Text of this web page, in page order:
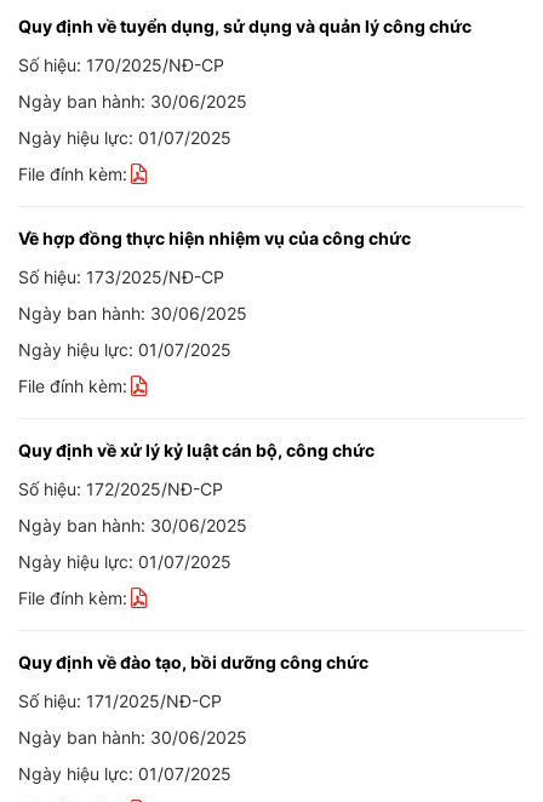
Quy định về tuyển dụng, sử dụng và quản lý công chức
Số hiệu: 170/2025/NĐ-CP
Ngày ban hành: 30/06/2025
Ngày hiệu lực: 01/07/2025
File đính kèm:
Về hợp đồng thực hiện nhiệm vụ của công chức
Số hiệu: 173/2025/NĐ-CP
Ngày ban hành: 30/06/2025
Ngày hiệu lực: 01/07/2025
File đính kèm:
Quy định về xử lý kỷ luật cán bộ, công chức
Số hiệu: 172/2025/NĐ-CP
Ngày ban hành: 30/06/2025
Ngày hiệu lực: 01/07/2025
File đính kèm:
Quy định về đào tạo, bồi dưỡng công chức
Số hiệu: 171/2025/NĐ-CP
Ngày ban hành: 30/06/2025
Ngày hiệu lực: 01/07/2025